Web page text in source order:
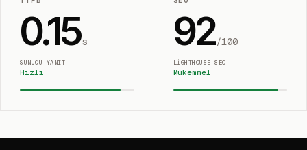
0.15s
SUNUCU YANIT
Hızlı
92/100
LIGHTHOUSE SEO
Mükemmel